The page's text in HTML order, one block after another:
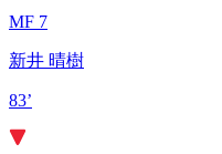
MF 7
新井 晴樹
83’